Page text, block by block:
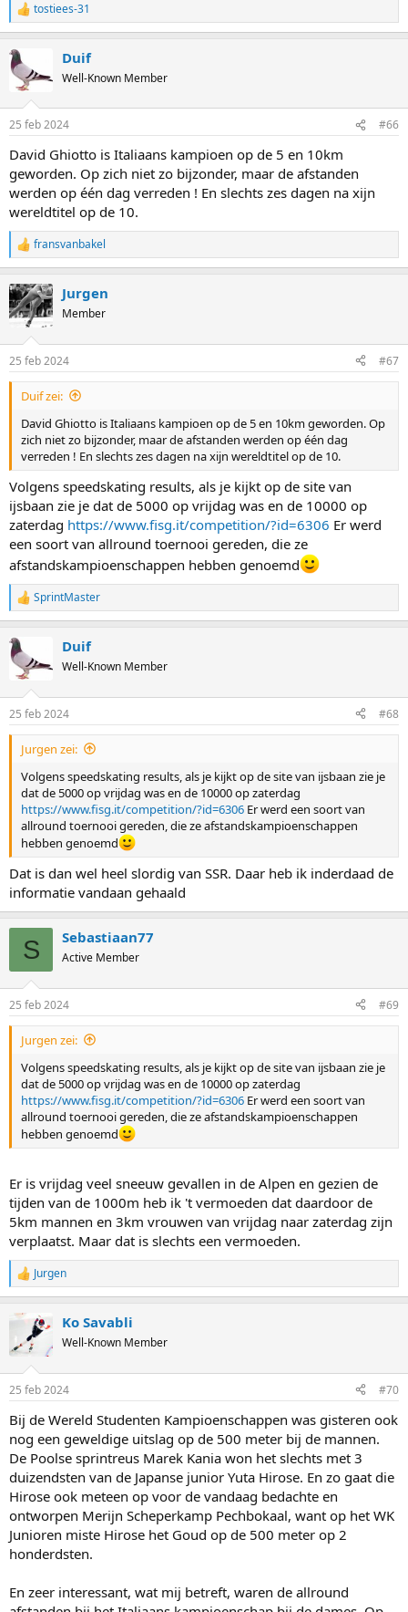
R
e
c
t
i
s
tostiees-31
Duif
Well-Known Member
25 feb 2024 #66
David Ghiotto is Italiaans kampioen op de 5 en 10km
geworden. Op zich niet zo bijzonder, maar de afstanden
werden op één dag verreden ! En slechts zes dagen na xijn
wereldtitel op de 10.
R
e
c
t
i
s
:
fransvanbakel
Jurgen
Member
25 feb 2024 #67
Duif zei:
David Ghiotto is Italiaans kampioen op de 5 en 10km geworden. Op
zich niet zo bijzonder, maar de afstanden werden op één dag
verreden ! En slechts zes dagen na xijn wereldtitel op de 10.
Volgens speedskating results, als je kijkt op de site van
ijsbaan zie je dat de 5000 op vrijdag was en de 10000 op
zaterdag https://www.fisg.it/competition/?id=6306 Er werd
een soort van allround toernooi gereden, die ze
afstandskampioenschappen hebben genoemd
R
e
c
t
i
s
:
SprintMaster
Duif
Well-Known Member
25 feb 2024 #68
Jurgen zei:
Volgens speedskating results, als je kijkt op de site van ijsbaan zie je
dat de 5000 op vrijdag was en de 10000 op zaterdag
https://www.fisg.it/competition/?id=6306 Er werd een soort van
allround toernooi gereden, die ze afstandskampioenschappen
hebben genoemd
Dat is dan wel heel slordig van SSR. Daar heb ik inderdaad de
informatie vandaan gehaald
S Sebastiaan77
Active Member
25 feb 2024 #69
Jurgen zei:
Volgens speedskating results, als je kijkt op de site van ijsbaan zie je
dat de 5000 op vrijdag was en de 10000 op zaterdag
https://www.fisg.it/competition/?id=6306 Er werd een soort van
allround toernooi gereden, die ze afstandskampioenschappen
hebben genoemd
Er is vrijdag veel sneeuw gevallen in de Alpen en gezien de
tijden van de 1000m heb ik 't vermoeden dat daardoor de
5km mannen en 3km vrouwen van vrijdag naar zaterdag zijn
verplaatst. Maar dat is slechts een vermoeden.
R
e
c
t
i
s
Jurgen
Ko Savabli
Well-Known Member
25 feb 2024 #70
Bij de Wereld Studenten Kampioenschappen was gisteren ook
nog een geweldige uitslag op de 500 meter bij de mannen.
De Poolse sprintreus Marek Kania won het slechts met 3
duizendsten van de Japanse junior Yuta Hirose. En zo gaat die
Hirose ook meteen op voor de vandaag bedachte en
ontworpen Merijn Scheperkamp Pechbokaal, want op het WK
Junioren miste Hirose het Goud op de 500 meter op 2
honderdsten.
En zeer interessant, wat mij betreft, waren de allround